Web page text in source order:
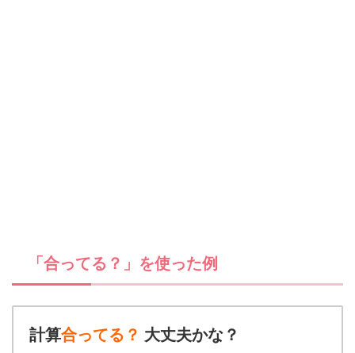
「合ってる？」を使った例
計算合ってる？ 大丈夫かな？